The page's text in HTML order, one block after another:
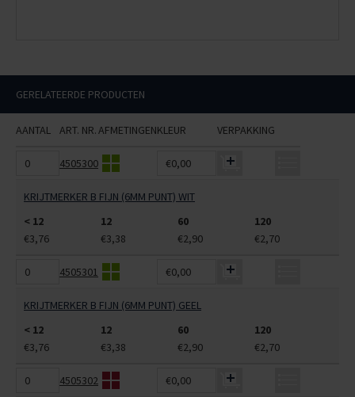
GERELATEERDE PRODUCTEN
AANTAL ART. NR.AFMETINGENKLEUR VERPAKKING
4505300 €0,00
KRIJTMERKER B FIJN (6MM PUNT) WIT
< 12
12 60
120
€3,76
€3,38 €2,90 €2,70
4505301 €0,00
KRIJTMERKER B FIJN (6MM PUNT) GEEL
< 12
12 60
120
€3,76
€3,38 €2,90 €2,70
4505302 €0,00